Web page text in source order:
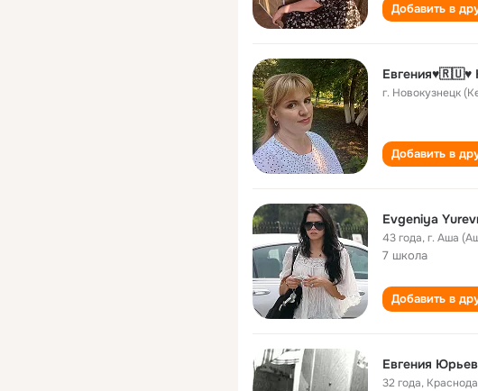
Добавить в
Евгения♥️🇷🇺♥️
г. Новокузнецк
Добавить в
Evgeniya
43 года,г. Аша
7 школа
Добавить в
Евгения
32 года,